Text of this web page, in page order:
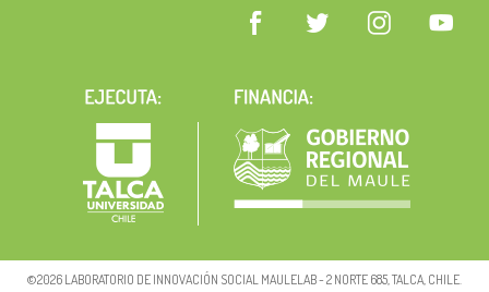
©2026 LABORATORIO DE INNOVACIÓN SOCIAL MAULELAB - 2 NORTE 685, TALCA, CHILE.